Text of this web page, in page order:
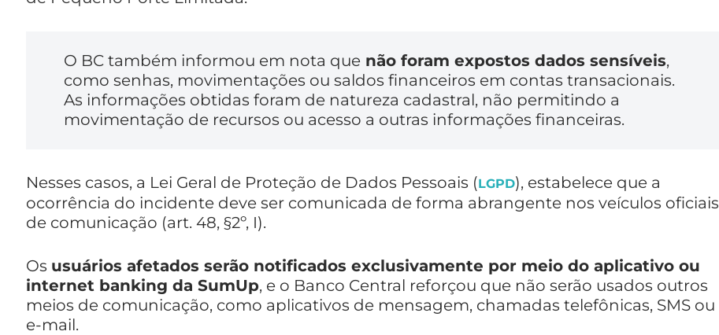
O BC também informou em nota quenão foram expostos dados sensíveis,
como senhas, movimentações ou saldos financeiros em contas transacionais.
As informações obtidas foram de natureza cadastral, não permitindo a
movimentação de recursos ou acesso a outras informações financeiras.
Nesses casos, a Lei Geral de Proteção de Dados Pessoais (LGPD), estabelece que a
ocorrência do incidente deve ser comunicada de forma abrangente nos veículos oficiais
de comunicação (art. 48, §2º, I).
Os usuários afetados serão notificados exclusivamente por meio do aplicativo ou
internet banking da SumUp, e o Banco Central reforçou que não serão usados outros
meios de comunicação, como aplicativos de mensagem, chamadas telefônicas, SMS ou
e-mail.